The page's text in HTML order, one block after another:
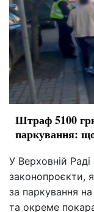
Штраф 5100
паркування:
У Верховній
законопроєкти,
за паркування
та окреме